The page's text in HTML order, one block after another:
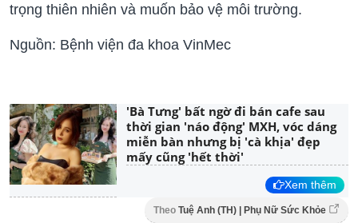
trọng thiên nhiên và muốn bảo vệ môi trường.
Nguồn: Bệnh viện đa khoa VinMec
'Bà Tưng' bất ngờ đi bán cafe sau
thời gian 'náo động' MXH, vóc dáng
miễn bàn nhưng bị 'cà khịa' đẹp
mấy cũng 'hết thời'
Xem thêm
Theo Tuệ Anh (TH) | Phụ Nữ Sức Khỏe